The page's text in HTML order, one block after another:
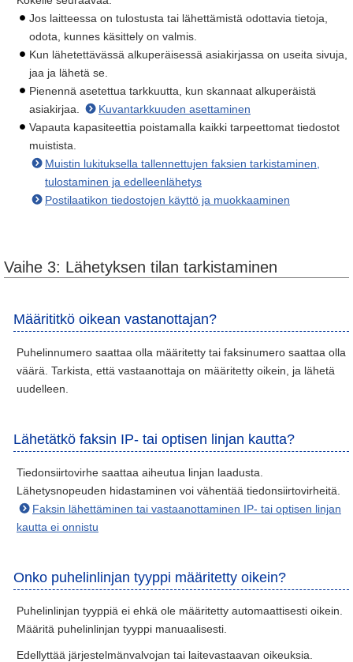
Jos laitteessa on tulostusta tai lähettämistä odottavia tietoja,
odota, kunnes käsittely on valmis.
Kun lähetettävässä alkuperäisessä asiakirjassa on useita sivuja,
jaa ja lähetä se.
Pienennä asetettua tarkkuutta, kun skannaat alkuperäistä
asiakirjaa.
Kuvantarkkuuden asettaminen
Vapauta kapasiteettia poistamalla kaikki tarpeettomat tiedostot
muistista.
Muistin lukituksella tallennettujen faksien tarkistaminen,
tulostaminen ja edelleenlähetys
Postilaatikon tiedostojen käyttö ja muokkaaminen
Vaihe 3: Lähetyksen tilan tarkistaminen
Määrititkö oikean vastanottajan?
Puhelinnumero saattaa olla määritetty tai faksinumero saattaa olla
väärä. Tarkista, että vastaanottaja on määritetty oikein, ja lähetä
uudelleen.
Lähetätkö faksin IP- tai optisen linjan kautta?
Tiedonsiirtovirhe saattaa aiheutua linjan laadusta.
Lähetysnopeuden hidastaminen voi vähentää tiedonsiirtovirheitä.
Faksin lähettäminen tai vastaanottaminen IP- tai optisen linjan
kautta ei onnistu
Onko puhelinlinjan tyyppi määritetty oikein?
Puhelinlinjan tyyppiä ei ehkä ole määritetty automaattisesti oikein.
Määritä puhelinlinjan tyyppi manuaalisesti.
Edellyttää järjestelmänvalvojan tai laitevastaavan oikeuksia.